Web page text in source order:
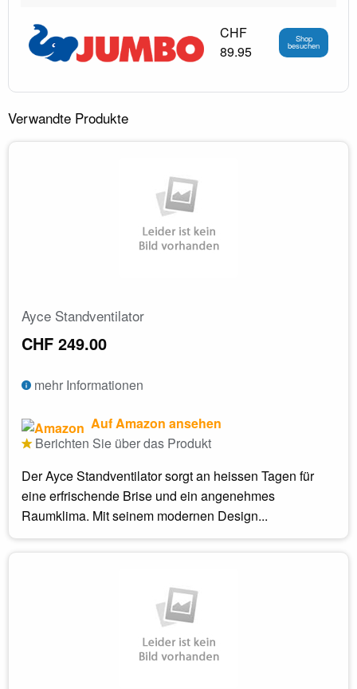
CHF
89.95
Shop
besuchen
Verwandte Produkte
Ayce Standventilator
CHF 249.00
mehr Informationen
Auf Amazon ansehen
Berichten Sie über das Produkt
Der Ayce Standventilator sorgt an heissen Tagen für
eine erfrischende Brise und ein angenehmes
Raumklima. Mit seinem modernen Design...